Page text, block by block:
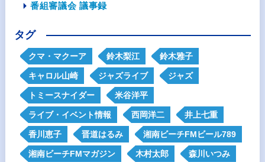
番組審議会 議事録
タグ
クマ・マクーア 鈴木梨江 鈴木雅子
キャロル山崎 ジャズライブ ジャズ
トミースナイダー 米谷洋平
ライブ・イベント情報 西岡洋二 井上七重
香川恵子 晋道はるみ 湘南ビーチFMビール789
湘南ビーチFMマガジン 木村太郎 森川いつみ